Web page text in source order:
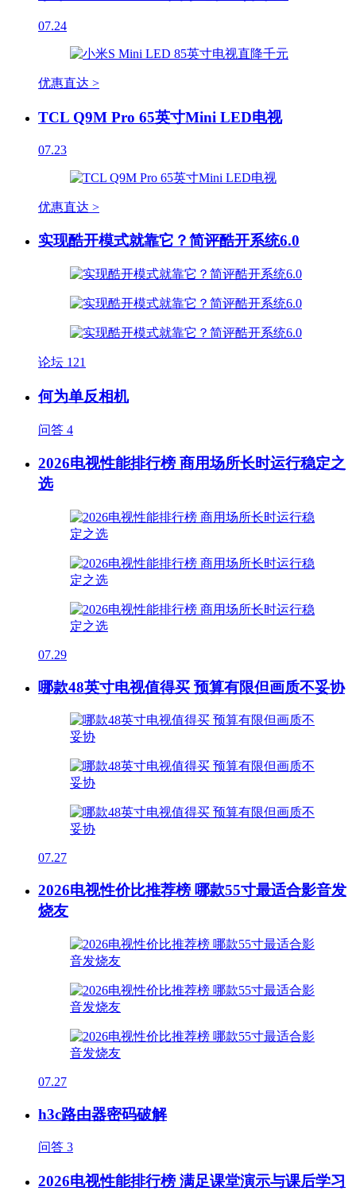
07.24
优惠直达 >
TCL Q9M Pro 65英寸Mini LED电视
07.23
优惠直达 >
实现酷开模式就靠它？简评酷开系统6.0
论坛 121
何为单反相机
问答 4
2026电视性能排行榜 商用场所长时运行稳定之
选
07.29
哪款48英寸电视值得买 预算有限但画质不妥协
07.27
2026电视性价比推荐榜 哪款55寸最适合影音发
烧友
07.27
h3c路由器密码破解
问答 3
2026电视性能排行榜 满足课堂演示与课后学习